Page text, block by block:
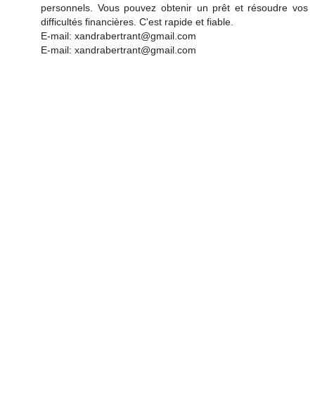
personnels. Vous pouvez obtenir un prêt et résoudre vos
difficultés financières. C'est rapide et fiable.
E-mail: xandrabertrant@gmail.com
E-mail: xandrabertrant@gmail.com